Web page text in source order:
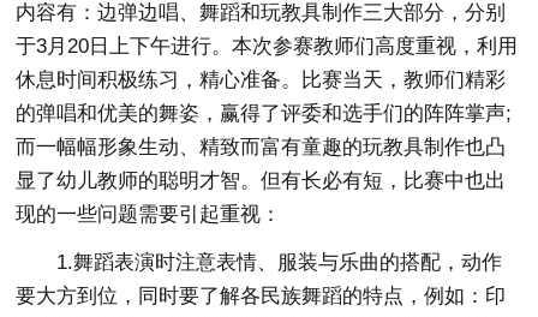
内容有：边弹边唱、舞蹈和玩教具制作三大部分，分别
于3月20日上下午进行。本次参赛教师们高度重视，利用
休息时间积极练习，精心准备。比赛当天，教师们精彩
的弹唱和优美的舞姿，赢得了评委和选手们的阵阵掌声;
而一幅幅形象生动、精致而富有童趣的玩教具制作也凸
显了幼儿教师的聪明才智。但有长必有短，比赛中也出
现的一些问题需要引起重视：
1.舞蹈表演时注意表情、服装与乐曲的搭配，动作
要大方到位，同时要了解各民族舞蹈的特点，例如：印